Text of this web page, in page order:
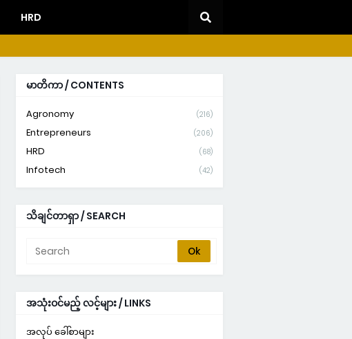
HRD
မာတိကာ / CONTENTS
Agronomy (216)
Entrepreneurs (206)
HRD (68)
Infotech (42)
သိချင်တာရှာ / SEARCH
အသုံးဝင်မည့် လင့်များ / LINKS
အလုပ် ခေါ်စာများ